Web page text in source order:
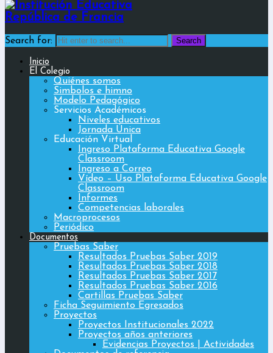
Search for:
Inicio
El Colegio
Quiénes somos
Simbolos e himno
Modelo Pedagógico
Servicios Académicos
Niveles educativos
Jornada Única
Educación Virtual
Ingreso Plataforma Educativa Google
Classroom
Ingreso a Correo
Vídeo – Uso Plataforma Educativa Google
Classroom
Informes
Competencias laborales
Macroprocesos
Periódico
Documentos
Pruebas Saber
Resultados Pruebas Saber 2019
Resultados Pruebas Saber 2018
Resultados Pruebas Saber 2017
Resultados Pruebas Saber 2016
Cartillas Pruebas Saber
Ficha Seguimiento Egresados
Proyectos
Proyectos Institucionales 2022
Proyectos años anteriores
Evidencias Proyectos | Actividades